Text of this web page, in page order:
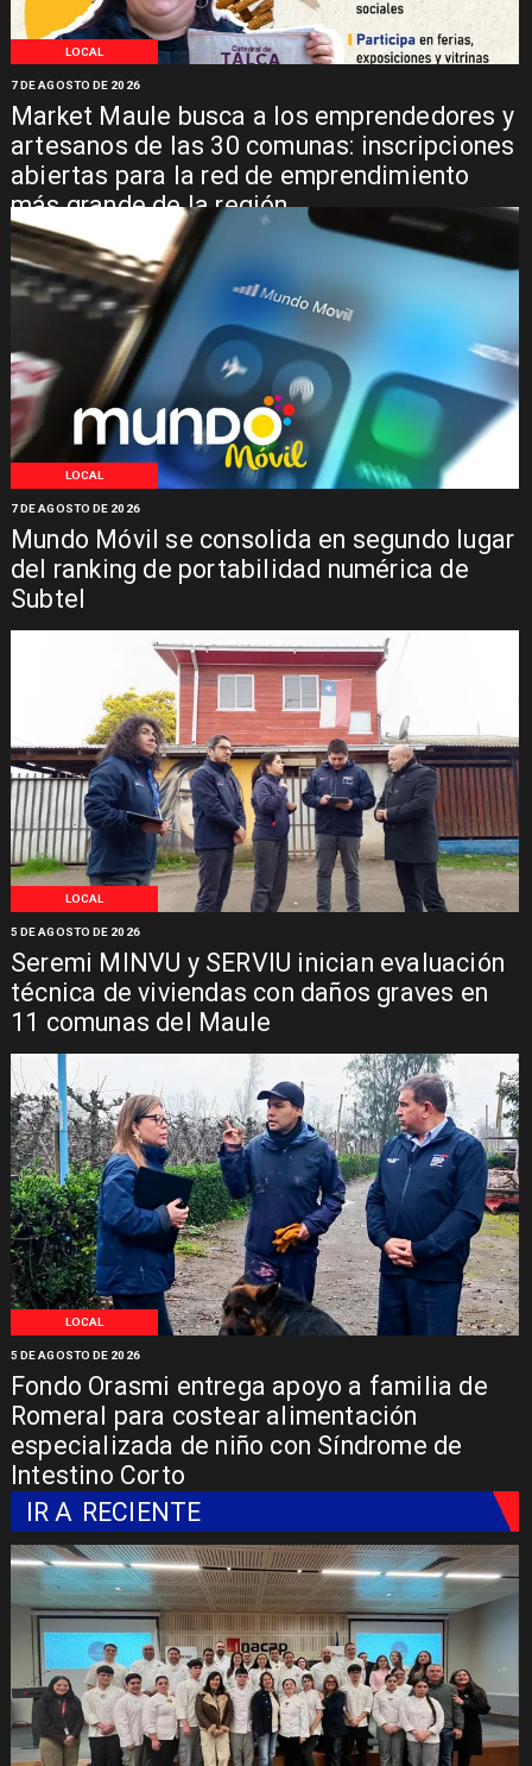
LOCAL
Market Maule busca a los emprendedores y
artesanos de las 30 comunas: inscripciones
abiertas para la red de emprendimiento
más grande de la región
7 DE AGOSTO DE 2026
LOCAL
Mundo Móvil se consolida en segundo lugar
del ranking de portabilidad numérica de
Subtel
7 DE AGOSTO DE 2026
LOCAL
Seremi MINVU y SERVIU inician evaluación
técnica de viviendas con daños graves en
11 comunas del Maule
5 DE AGOSTO DE 2026
LOCAL
Fondo Orasmi entrega apoyo a familia de
Romeral para costear alimentación
especializada de niño con Síndrome de
Intestino Corto
5 DE AGOSTO DE 2026
IR A RECIENTE